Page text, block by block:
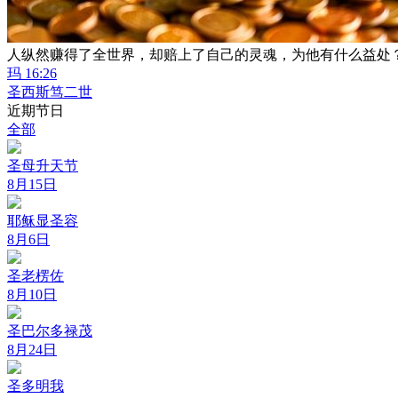
人纵然赚得了全世界，却赔上了自己的灵魂，为他有什么益处
玛 16:26
圣西斯笃二世
近期节日
全部
圣母升天节
8月15日
耶稣显圣容
8月6日
圣老楞佐
8月10日
圣巴尔多禄茂
8月24日
圣多明我